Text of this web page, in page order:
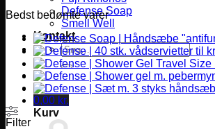
Defense Soap
Smell Well
Kontakt
Søg
efter:
0,00 kr.
Kurv
Bedst bedømte varer
Filter